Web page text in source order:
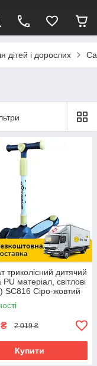
дітей і дорослих
триколісний дитячий
матеріал, світлові
SC816 Сіро-жовтий
₴ 2 019 ₴
Купити